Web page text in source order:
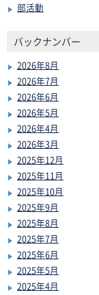
部活動
バックナンバー
2026年8月
2026年7月
2026年6月
2026年5月
2026年4月
2026年3月
2025年12月
2025年11月
2025年10月
2025年9月
2025年8月
2025年7月
2025年6月
2025年5月
2025年4月